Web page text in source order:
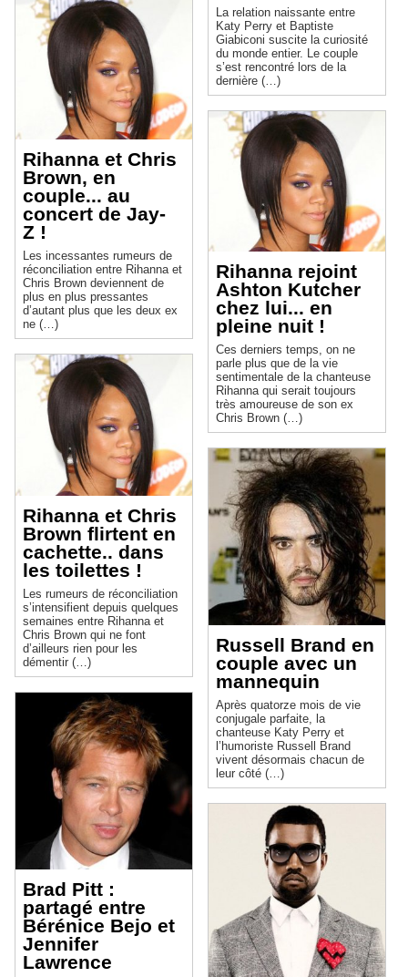
Rihanna et Chris
Brown, en
couple... au
concert de Jay-
Z !
Les incessantes rumeurs de
réconciliation entre Rihanna et
Chris Brown deviennent de
plus en plus pressantes
d’autant plus que les deux ex
ne (…)
Rihanna et Chris
Brown flirtent en
cachette.. dans
les toilettes !
Les rumeurs de réconciliation
s’intensifient depuis quelques
semaines entre Rihanna et
Chris Brown qui ne font
d’ailleurs rien pour les
démentir (…)
Brad Pitt :
partagé entre
Bérénice Bejo et
Jennifer
Lawrence
La relation naissante entre
Katy Perry et Baptiste
Giabiconi suscite la curiosité
du monde entier. Le couple
s’est rencontré lors de la
dernière (…)
Rihanna rejoint
Ashton Kutcher
chez lui... en
pleine nuit !
Ces derniers temps, on ne
parle plus que de la vie
sentimentale de la chanteuse
Rihanna qui serait toujours
très amoureuse de son ex
Chris Brown (…)
Russell Brand en
couple avec un
mannequin
Après quatorze mois de vie
conjugale parfaite, la
chanteuse Katy Perry et
l’humoriste Russell Brand
vivent désormais chacun de
leur côté (…)